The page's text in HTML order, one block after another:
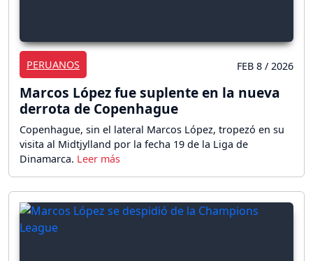
PERUANOS FEB 8 / 2026
Marcos López fue suplente en la nueva
derrota de Copenhague
Copenhague, sin el lateral Marcos López, tropezó en su
visita al Midtjylland por la fecha 19 de la Liga de
Dinamarca.